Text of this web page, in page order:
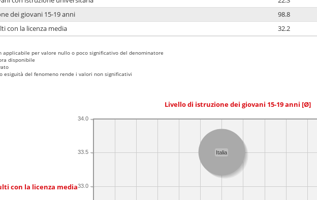
dei giovani 15-19 anni
98.8
con la licenza media
32.2
applicabile per valore nullo o poco significativo del denominatore
disponibile
esiguità del fenomeno rende i valori non significativi
Livello di istruzione dei giovani 15-19 anni [Ø]
con la licenza media33.0
33.5
34.0
Italia